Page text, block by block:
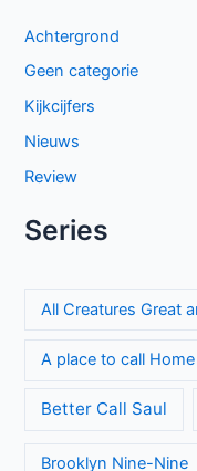
Achtergrond
Geen categorie
Kijkcijfers
Nieuws
Review
Series
All Creatures Great
A place to call Home
Better Call Saul
Brooklyn Nine-Nine